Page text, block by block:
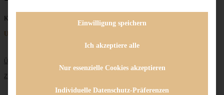
Keine Beiträge gefunden
Unternehmen
ÜBER MICH
ZUSAMMENARBEIT
Einwilligung speichern
Ich akzeptiere alle
Nur essenzielle Cookies akzeptieren
Individuelle Datenschutz-Präferenzen